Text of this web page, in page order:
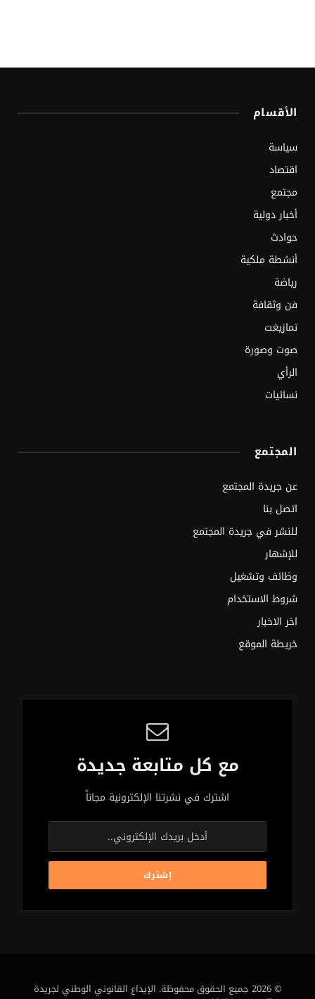
الأقسام
سياسة
اقتصاد
مجتمع
أخبار دولية
حوادث
أنشطة ملكية
رياضة
فن وثقافة
تمازيغت
صوت وصورة
الرأي
نسائيات
المجتمع
عن جريدة المجتمع
اتصل بنا
للنشر في جريدة المجتمع
للإشهار
وظائف وتشغيل
شروط الاستخدام
اخر الاخبار
خريطة الموقع
مع كل متابعة جديدة
اشترك في نشرتنا الإلكترونية مجاناً
© 2026 جميع الحقوق محفوظة. الإيداع القانوني الوطني لجريدة